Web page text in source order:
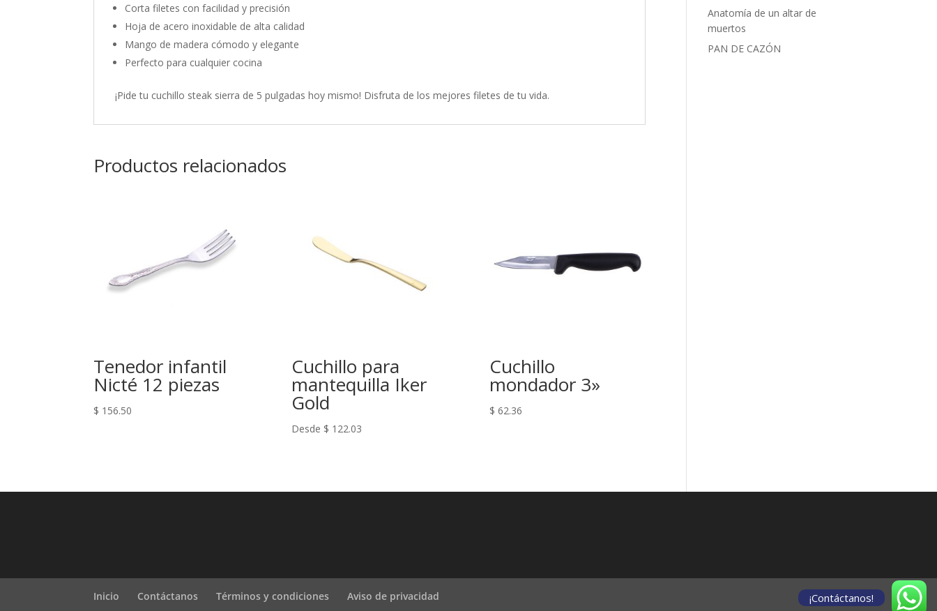
Corta filetes con facilidad y precisión
Hoja de acero inoxidable de alta calidad
Mango de madera cómodo y elegante
Perfecto para cualquier cocina
¡Pide tu cuchillo steak sierra de 5 pulgadas hoy mismo! Disfruta de los mejores filetes de tu vida.
Productos relacionados
Tenedor infantil
Nicté 12 piezas
$ 156.50
Cuchillo para
mantequilla Iker
Gold
Desde $ 122.03
Cuchillo
mondador 3»
$ 62.36
Anatomía de un altar de
muertos
PAN DE CAZÓN
Inicio Contáctanos Términos y condiciones Aviso de privacidad ¡Contáctanos!